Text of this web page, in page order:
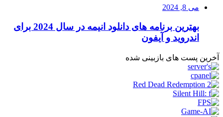
می 8, 2024
بهترین برنامه های دانلود انیمه در سال 2024 برای
اندروید و آیفون
آخرین پست های بازبینی شده